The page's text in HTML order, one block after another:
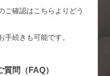
ご確認はこちらよりどう
手続きも可能です。
質問（FAQ）